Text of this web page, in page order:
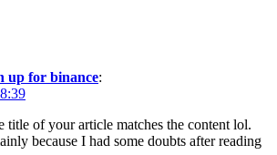
up for binance:
title of your article matches the content lol.
because I had some doubts after reading